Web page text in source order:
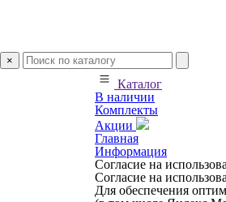
×
Каталог
В наличии
Комплекты
Акции
Главная
Информация
Согласие на
Согласие на
Для обеспечения